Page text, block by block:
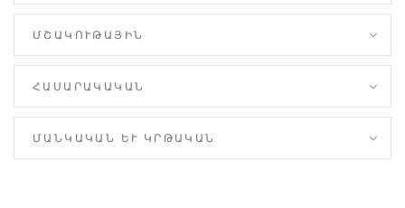
ՄՇԱԿՈՒԹԱՅԻՆ
ՀԱՍԱՐԱԿԱԿԱՆ
ՄԱՆԿԱԿԱՆ ԵՒ ԿՐԹԱԿԱՆ